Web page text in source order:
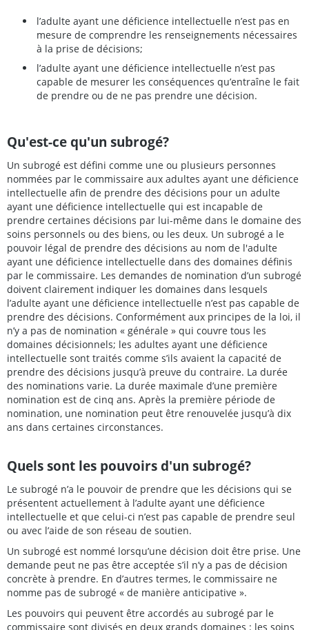
l’adulte ayant une déficience intellectuelle n’est pas en
mesure de comprendre les renseignements nécessaires
à la prise de décisions;
l’adulte ayant une déficience intellectuelle n’est pas
capable de mesurer les conséquences qu’entraîne le fait
de prendre ou de ne pas prendre une décision.
Qu'est-ce qu'un subrogé?
Un subrogé est défini comme une ou plusieurs personnes
nommées par le commissaire aux adultes ayant une déficience
intellectuelle afin de prendre des décisions pour un adulte
ayant une déficience intellectuelle qui est incapable de
prendre certaines décisions par lui-même dans le domaine des
soins personnels ou des biens, ou les deux. Un subrogé a le
pouvoir légal de prendre des décisions au nom de l'adulte
ayant une déficience intellectuelle dans des domaines définis
par le commissaire. Les demandes de nomination d’un subrogé
doivent clairement indiquer les domaines dans lesquels
l’adulte ayant une déficience intellectuelle n’est pas capable de
prendre des décisions. Conformément aux principes de la loi, il
n’y a pas de nomination « générale » qui couvre tous les
domaines décisionnels; les adultes ayant une déficience
intellectuelle sont traités comme s’ils avaient la capacité de
prendre des décisions jusqu’à preuve du contraire. La durée
des nominations varie. La durée maximale d’une première
nomination est de cinq ans. Après la première période de
nomination, une nomination peut être renouvelée jusqu’à dix
ans dans certaines circonstances.
Quels sont les pouvoirs d'un subrogé?
Le subrogé n’a le pouvoir de prendre que les décisions qui se
présentent actuellement à l’adulte ayant une déficience
intellectuelle et que celui-ci n’est pas capable de prendre seul
ou avec l’aide de son réseau de soutien.
Un subrogé est nommé lorsqu’une décision doit être prise. Une
demande peut ne pas être acceptée s’il n’y a pas de décision
concrète à prendre. En d’autres termes, le commissaire ne
nomme pas de subrogé « de manière anticipative ».
Les pouvoirs qui peuvent être accordés au subrogé par le
commissaire sont divisés en deux grands domaines : les soins